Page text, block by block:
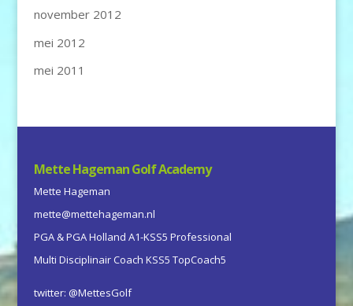
november 2012
mei 2012
mei 2011
Mette Hageman Golf Academy
Mette Hageman
mette@mettehageman.nl
PGA & PGA Holland A1-KSS5 Professional
Multi Disciplinair Coach KSS5 TopCoach5
twitter: @MettesGolf